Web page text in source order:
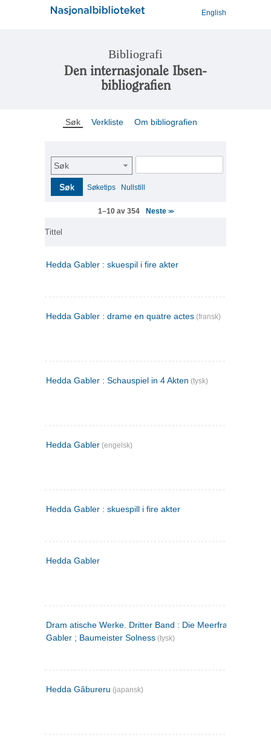
English
Bibliografi
Den internasjonale Ibsen-
bibliografien
Søk Verkliste Om bibliografien
Søk
Søk Søketips Nullstill
1–10 av 354 Neste >>
Tittel
Hedda Gabler : skuespil i fire akter
Hedda Gabler : drame en quatre actes (fransk)
Hedda Gabler : Schauspiel in 4 Akten (tysk)
Hedda Gabler (engelsk)
Hedda Gabler : skuespill i fire akter
Hedda Gabler
Dram atische Werke. Dritter Band : Die Meerfrau ; Hedda
Gabler ; Baumeister Solness (tysk)
Hedda Gâbureru (japansk)